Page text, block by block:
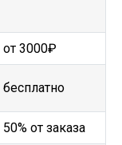
от 3000₽
бесплатно
50% от заказа